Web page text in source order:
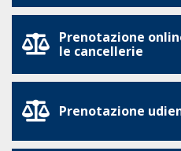
Prenotazione
le cancellerie
Prenotazione